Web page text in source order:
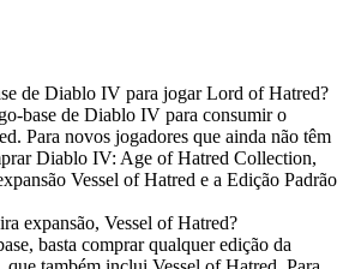
de Diablo IV para jogar Lord of Hatred?
base de Diablo IV para consumir o
Para novos jogadores que ainda não têm
Diablo IV: Age of Hatred Collection,
Vessel of Hatred e a Edição Padrão
expansão, Vessel of Hatred?
basta comprar qualquer edição da